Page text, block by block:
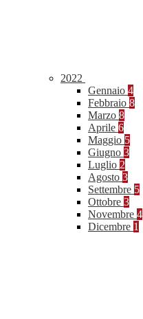
2022
Gennaio 4
Febbraio 8
Marzo 8
Aprile 6
Maggio 5
Giugno 3
Luglio 2
Agosto 3
Settembre 5
Ottobre 3
Novembre 4
Dicembre 1